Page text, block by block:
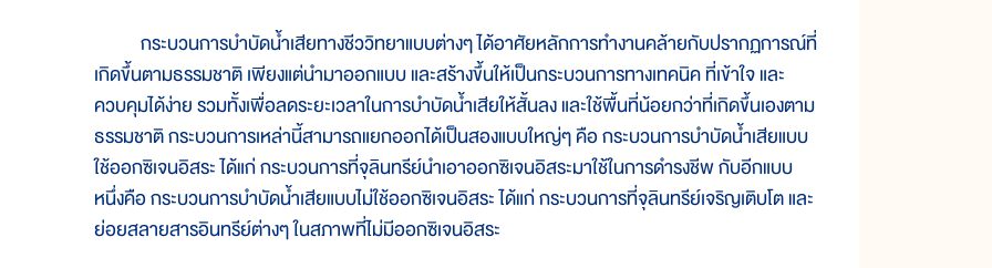
กระบวนการบำบัดน้ำเสียทางชีววิทยาแบบต่างๆ ได้อาศัยหลักการทำงานคล้ายกับปรากฏการณ์ที่
เกิดขึ้นตามธรรมชาติ เพียงแต่นำมาออกแบบ และสร้างขึ้นให้เป็นกระบวนการทางเทคนิค ที่เข้าใจ และ
ควบคุมได้ง่าย รวมทั้งเพื่อลดระยะเวลาในการบำบัดน้ำเสียให้สั้นลง และใช้พื้นที่น้อยกว่าที่เกิดขึ้นเองตาม
ธรรมชาติ กระบวนการเหล่านี้สามารถแยกออกได้เป็นสองแบบใหญ่ๆ คือ กระบวนการบำบัดน้ำเสียแบบ
ใช้ออกซิเจนอิสระ ได้แก่ กระบวนการที่จุลินทรีย์นำเอาออกซิเจนอิสระมาใช้ในการดำรงชีพ กับอีกแบบ
หนึ่งคือ กระบวนการบำบัดน้ำเสียแบบไม่ใช้ออกซิเจนอิสระ ได้แก่ กระบวนการที่จุลินทรีย์เจริญเติบโต และ
ย่อยสลายสารอินทรีย์ต่างๆ ในสภาพที่ไม่มีออกซิเจนอิสระ